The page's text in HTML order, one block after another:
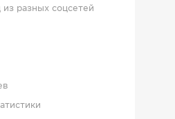
из разных соцсетей